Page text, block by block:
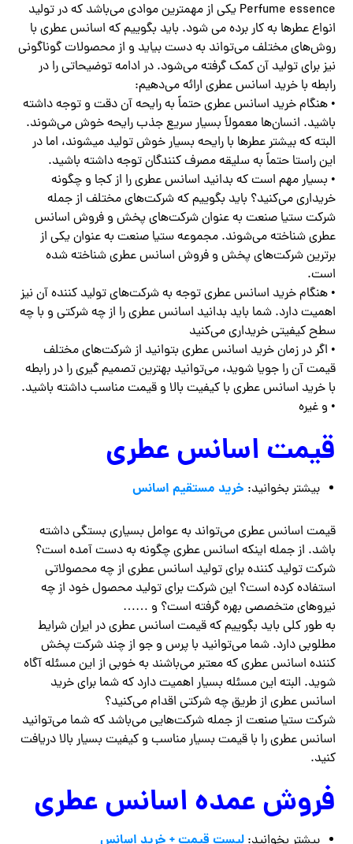
Perfume essence یکی از مهمترین موادی می‌باشد که در تولید
انواع عطرها به کار برده می شود. باید بگوییم که اسانس عطری با
روش‌های مختلف می‌تواند به دست بیاید و از محصولات گوناگونی
نیز برای تولید آن کمک گرفته می‌شود. در ادامه توضیحاتی را در
رابطه با خرید اسانس عطری ارائه می‌دهیم:
• هنگام خرید اسانس عطری حتماً به رایحه آن دقت و توجه داشته
باشید. انسان‌ها معمولاً بسیار سریع جذب رایحه خوش می‌شوند.
البته که بیشتر عطرها با رایحه بسیار خوش تولید میشوند، اما در
این راستا حتماً به سلیقه مصرف کنندگان توجه داشته باشید.
• بسیار مهم است که بدانید اسانس عطری را از کجا و چگونه
خریداری می‌کنید؟ باید بگوییم که شرکت‌های مختلف از جمله
شرکت ستیا صنعت به عنوان شرکت‌های پخش و فروش اسانس
عطری شناخته می‌شوند. مجموعه ستیا صنعت به عنوان یکی از
برترین شرکت‌های پخش و فروش اسانس عطری شناخته شده
است.
• هنگام خرید اسانس عطری توجه به شرکت‌های تولید کننده آن نیز
اهمیت دارد. شما باید بدانید اسانس عطری را از چه شرکتی و با چه
سطح کیفیتی خریداری می‌کنید‌
• اگر در زمان خرید اسانس عطری بتوانید از شرکت‌های مختلف
قیمت آن را جویا شوید، می‌توانید بهترین تصمیم گیری را در رابطه
با خرید اسانس عطری با کیفیت بالا و قیمت مناسب داشته باشید.
• و غیره
قیمت اسانس عطری
بیشتر بخوانید: خرید مستقیم اسانس
قیمت اسانس عطری می‌تواند به عوامل بسیاری بستگی داشته
باشد. از جمله اینکه اسانس عطری چگونه به دست آمده است؟
شرکت تولید کننده برای تولید اسانس عطری از چه محصولاتی
استفاده کرده است؟ این شرکت برای تولید محصول خود از چه
نیروهای متخصصی بهره گرفته است؟ و ……
به طور کلی باید بگوییم که قیمت اسانس عطری در ایران شرایط
مطلوبی دارد. شما می‌توانید با پرس و جو از چند شرکت پخش
کننده اسانس عطری که معتبر می‌باشند به خوبی از این مسئله آگاه
شوید. البته این مسئله بسیار اهمیت دارد که شما برای خرید
اسانس عطری از طریق چه شرکتی اقدام می‌کنید؟
شرکت ستیا صنعت از جمله شرکت‌هایی می‌باشد که شما می‌توانید
اسانس عطری را با قیمت بسیار مناسب و کیفیت بسیار بالا دریافت
کنید.
فروش عمده اسانس عطری